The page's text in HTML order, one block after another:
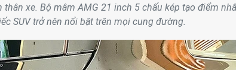
xe. Bộ mâm AMG 21 inch 5 chấu kép tạo điểm
SUV trở nên nổi bật trên mọi cung đường.